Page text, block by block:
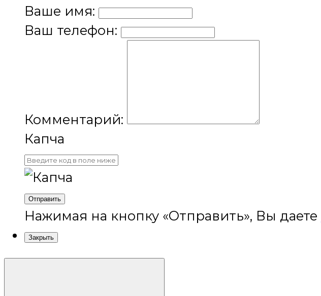
Ваше имя:
Ваш телефон:
Комментарий:
Капча
Отправить
Нажимая на кнопку «Отправить», Вы даете
Закрыть